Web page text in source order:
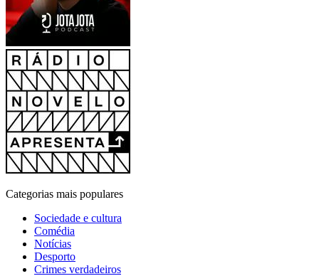
Categorias mais populares
Sociedade e cultura
Comédia
Notícias
Desporto
Crimes verdadeiros